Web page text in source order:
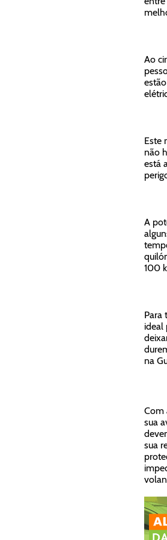
Ao
Este
não
está
A
100
Para
ideal
na
Com
sua
sua